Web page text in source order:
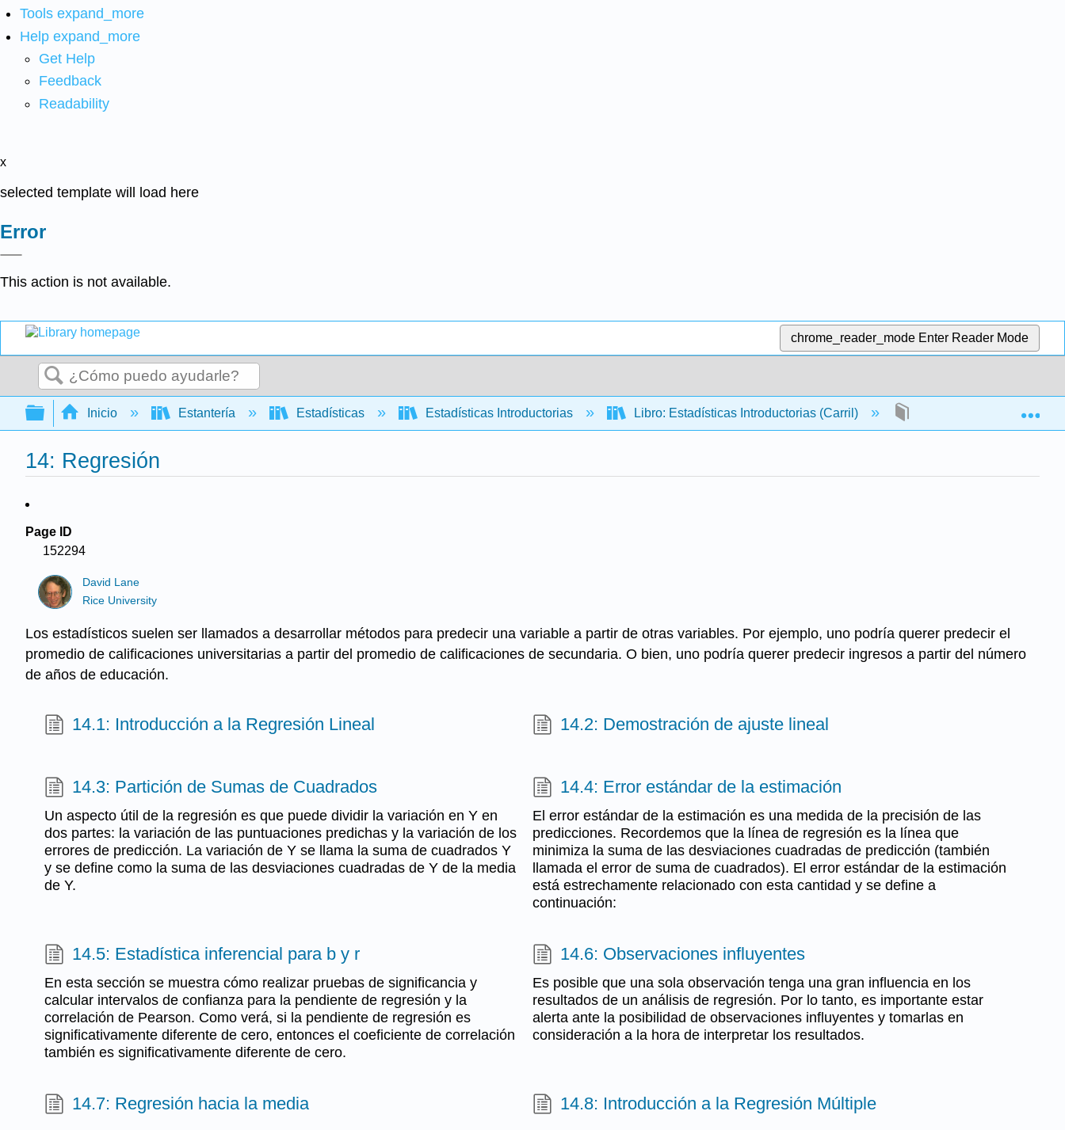
Tools expand_more
Help expand_more
Get Help
Feedback
Readability
x
selected template will load here
Error
This action is not available.
chrome_reader_mode Enter Reader Mode
Buscar
Expandir/contraer jerarquía global
Inicio Estantería Estadísticas Estadísticas Introductorias Libro: Estadísticas Introductorias (Carril)
14: Regresión
Page ID
152294
David Lane
Rice University
Los estadísticos suelen ser llamados a desarrollar métodos para predecir una variable a partir de otras variables. Por ejemplo, uno podría querer predecir el
promedio de calificaciones universitarias a partir del promedio de calificaciones de secundaria. O bien, uno podría querer predecir ingresos a partir del número
de años de educación.
14.1: Introducción a la Regresión Lineal 14.2: Demostración de ajuste lineal
14.3: Partición de Sumas de Cuadrados
Un aspecto útil de la regresión es que puede dividir la variación en Y en
dos partes: la variación de las puntuaciones predichas y la variación de los
errores de predicción. La variación de Y se llama la suma de cuadrados Y
y se define como la suma de las desviaciones cuadradas de Y de la media
de Y.
14.4: Error estándar de la estimación
El error estándar de la estimación es una medida de la precisión de las
predicciones. Recordemos que la línea de regresión es la línea que
minimiza la suma de las desviaciones cuadradas de predicción (también
llamada el error de suma de cuadrados). El error estándar de la estimación
está estrechamente relacionado con esta cantidad y se define a
continuación:
14.5: Estadística inferencial para b y r
En esta sección se muestra cómo realizar pruebas de significancia y
calcular intervalos de confianza para la pendiente de regresión y la
correlación de Pearson. Como verá, si la pendiente de regresión es
significativamente diferente de cero, entonces el coeficiente de correlación
también es significativamente diferente de cero.
14.6: Observaciones influyentes
Es posible que una sola observación tenga una gran influencia en los
resultados de un análisis de regresión. Por lo tanto, es importante estar
alerta ante la posibilidad de observaciones influyentes y tomarlas en
consideración a la hora de interpretar los resultados.
14.7: Regresión hacia la media 14.8: Introducción a la Regresión Múltiple